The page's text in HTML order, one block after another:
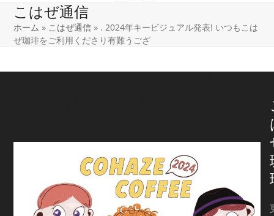
こはぜ通信
ホーム » こはぜ通信 » . 2024年キービジュアル発表! いつもこは
ぜ珈琲をご利用くださり有難うござ